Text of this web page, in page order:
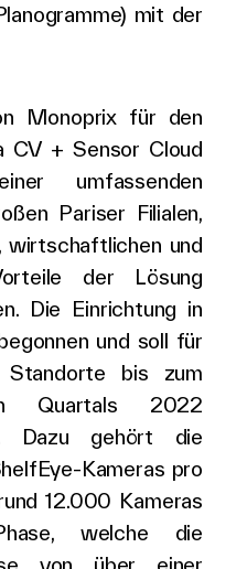
mit der
Monoprix für den
CV + Sensor Cloud
umfassenden
Pariser Filialen,
wirtschaftlichen und
der Lösung
Die Einrichtung in
und soll für
bis zum
Quartals 2022
Dazu gehört die
Kameras pro
12.000 Kameras
welche die